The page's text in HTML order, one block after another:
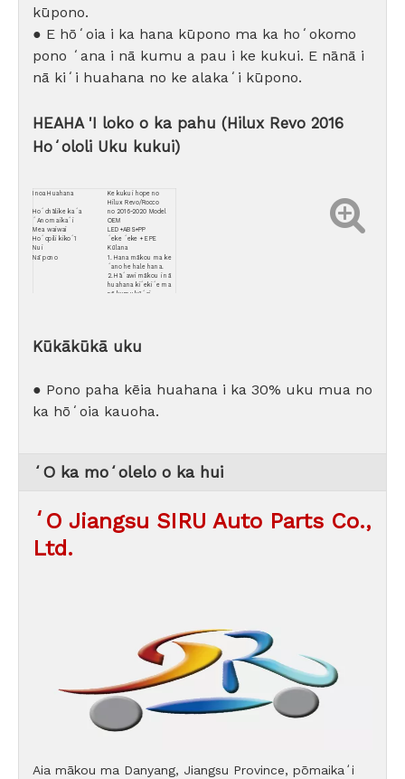
kūpono.
● E hōʻoia i ka hana kūpono ma ka hoʻokomo
pono ʻana i nā kumu a pau i ke kukui. E nānā i
nā kiʻi huahana no ke alakaʻi kūpono.
HEAHA 'I loko o ka pahu (Hilux Revo 2016
Hoʻololi Uku kukui)
Inoa Huahana Ke kukui hope no
Hilux Revo/Rocco
Hoʻohālike kaʻa
no 2016-2020 Model
ʻAno maikaʻi
OEM
Mea waiwai
LED+ABS+PP
Hoʻopili kikoʻī
ʻeke ʻeke + EPE
Nui
Kūlana
Nā pono
1. Hana mākou ma ke
ʻano he hale hana.
2. Hāʻawi mākou i nā
huahana kiʻekiʻe ma
nā kumukūʻai
hope o ke kūʻai aku.
Kūkākūkā uku
● Pono paha kēia huahana i ka 30% uku mua no
ka hōʻoia kauoha.
ʻO ka moʻolelo o ka hui
ʻO Jiangsu SIRU Auto Parts Co.,
Ltd.
Aia mākou ma Danyang, Jiangsu Province, pōmaikaʻi